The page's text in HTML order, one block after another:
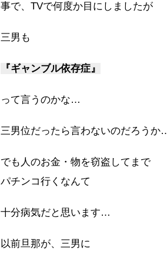
事で、TVで何度か目にしましたが
三男も
『ギャンブル依存症』
って言うのかな…
三男位だったら言わないのだろうか
でも人のお金・物を窃盗してまで
パチンコ行くなんて
十分病気だと思います…
以前旦那が、三男に